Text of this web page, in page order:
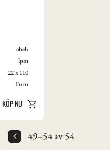
obeh
lpm
22 x 110
Furu
49–54av 54